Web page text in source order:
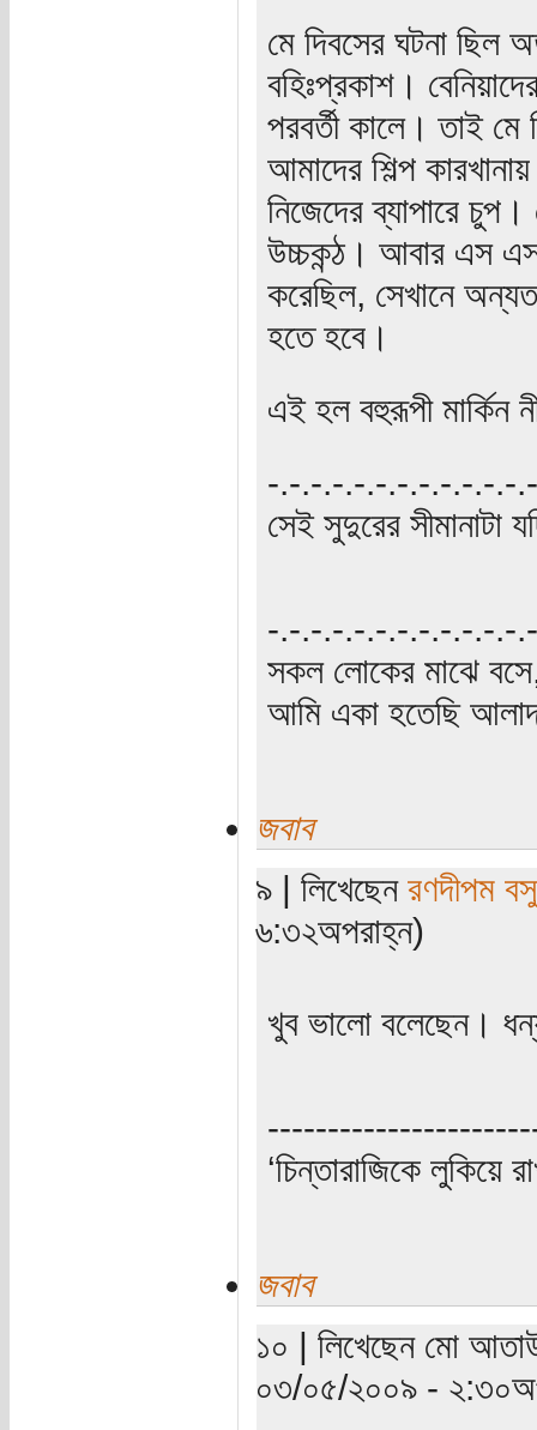
মে দিবসের ঘটনা ছিল
বহিঃপ্রকাশ।
পরবর্তী কালে। তাই মে
আমাদের শিল্প
নিজেদের ব্যাপারে
উচ্চকন্ঠ। আবার এস এস
করেছিল, সেখানে
হতে হবে।
এই হল বহুরূপী মার্কিন
‍‌-.-.-.-.-.-.-.-.-.-.-.-
সেই সুদুরের সীমানাটা
‍‌-.-.-.-.-.-.-.-.-.-.-.-
সকল লোকের মাঝে
আমি একা হতেছি
জবাব
৯ | লিখেছেনরণদীপম বসু
৬:৩২অপরাহ্ন)
খুব ভালো বলেছেন।
‘চিন্তারাজিকে লুকিয়ে
জবাব
১০ | লিখেছেন মো
০৩/০৫/২০০৯ -